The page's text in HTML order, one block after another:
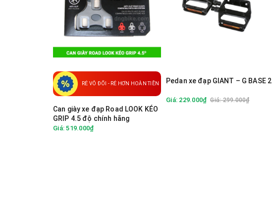
RẺ VÔ ĐỐI - RẺ HƠN HOÀN TIỀN
Can giày xe đạp Road LOOK KÉO
GRIP 4.5 độ chính hãng
Giá: 519.000₫
Pedan xe đạp GIANT – G BASE 2
Giá: 229.000₫ Giá: 299.000₫